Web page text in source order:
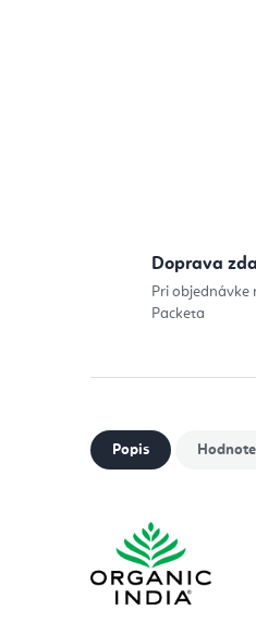
Doprava
Pri objednávke
Packeta
Popis